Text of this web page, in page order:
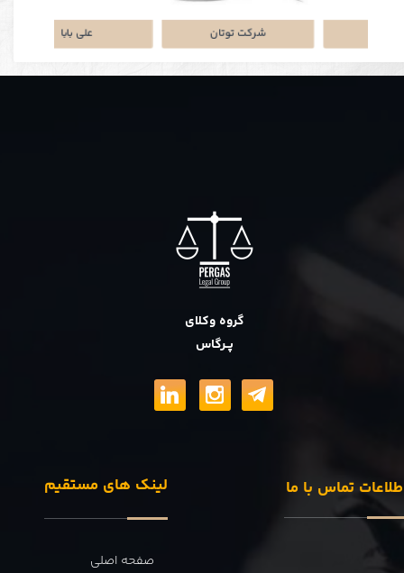
پلتفرم جاباما
گروه وکلای
پــرگاس
لینک های مستقیم
صفحه اصلی
تماس با ما